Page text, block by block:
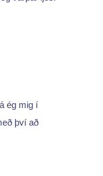
ég mig í
því að